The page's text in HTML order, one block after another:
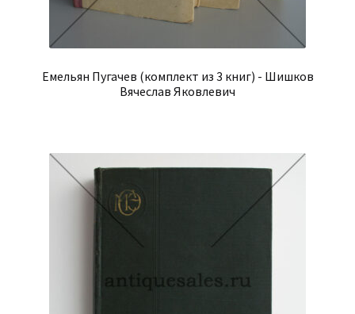
Емельян Пугачев (комплект из 3 книг) - Шишков
Вячеслав Яковлевич